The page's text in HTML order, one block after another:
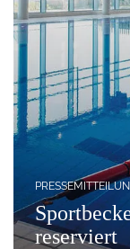
reserviert